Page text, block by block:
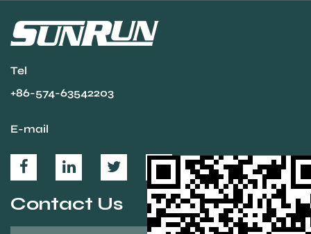
Tel
+86-574-63542203
E-mail
Contact Us